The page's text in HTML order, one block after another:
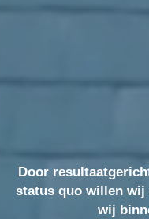
Door
status quo willen wij
wij
Door
status quo willen wij
wij